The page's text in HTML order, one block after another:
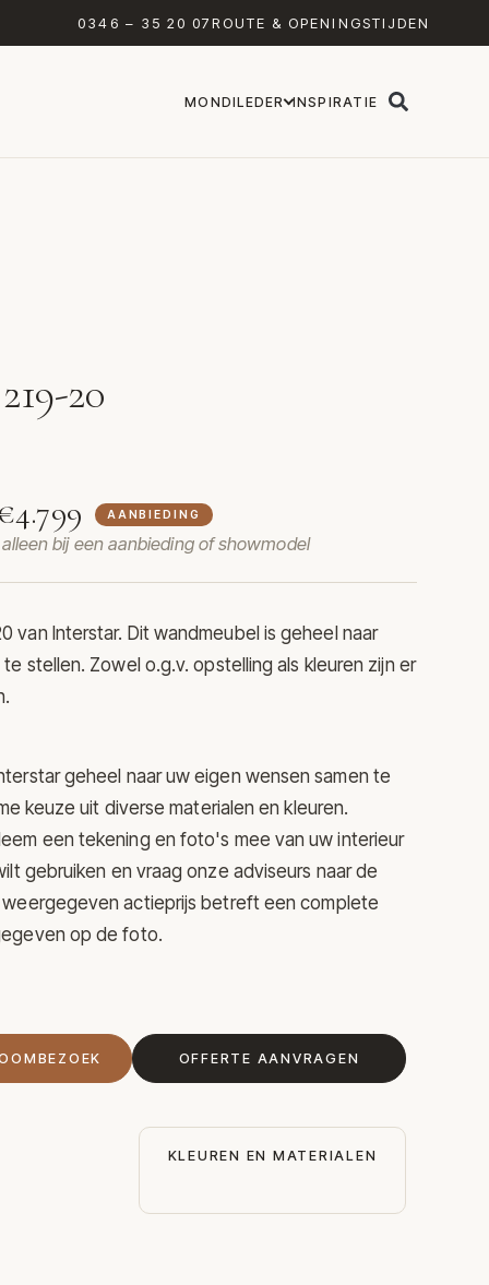
0346 – 35 20 07ROUTE & OPENINGSTIJDEN
MONDILEDER INSPIRATIE
20
AANBIEDING
bij een aanbieding of showmodel
van Interstar. Dit wandmeubel is geheel naar
stellen. Zowel o.g.v. opstelling als kleuren zijn er
geheel naar uw eigen wensen samen te
keuze uit diverse materialen en kleuren.
een tekening en foto's mee van uw interieur
gebruiken en vraag onze adviseurs naar de
weergegeven actieprijs betreft een complete
op de foto.
OFFERTE AANVRAGEN
KLEUREN EN MATERIALEN